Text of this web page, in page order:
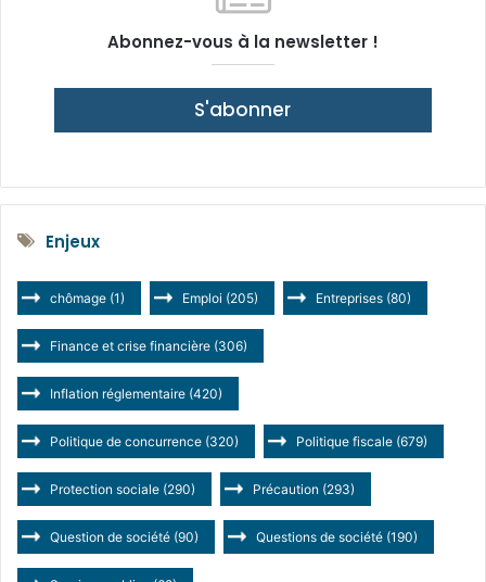
Abonnez-vous à la newsletter !
S'abonner
Enjeux
chômage (1) Emploi (205) Entreprises (80)
Finance et crise financière (306)
Inflation réglementaire (420)
Politique de concurrence (320) Politique fiscale (679)
Protection sociale (290) Précaution (293)
Question de société (90) Questions de société (190)